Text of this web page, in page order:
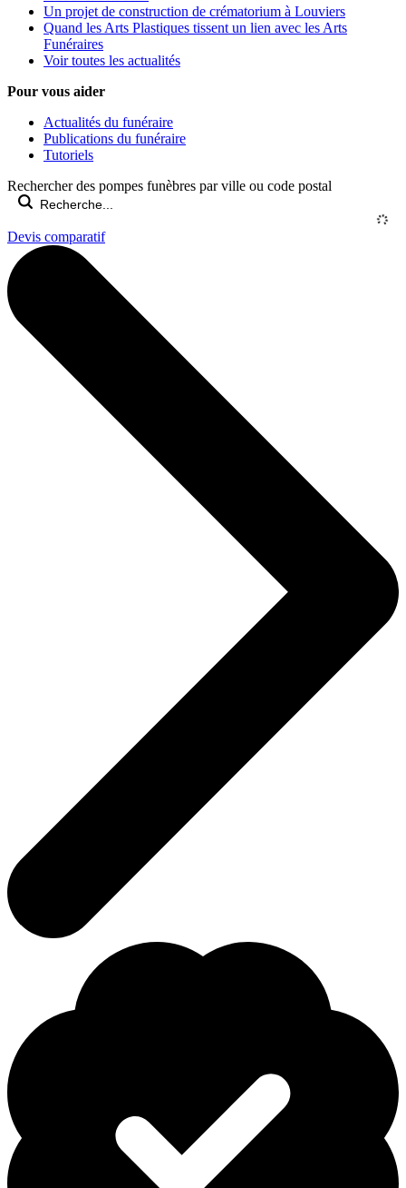
Un projet de construction de crématorium à Louviers
Quand les Arts Plastiques tissent un lien avec les Arts
Funéraires
Voir toutes les actualités
Pour vous aider
Actualités du funéraire
Publications du funéraire
Tutoriels
Rechercher des pompes funèbres par ville ou code postal
Devis comparatif